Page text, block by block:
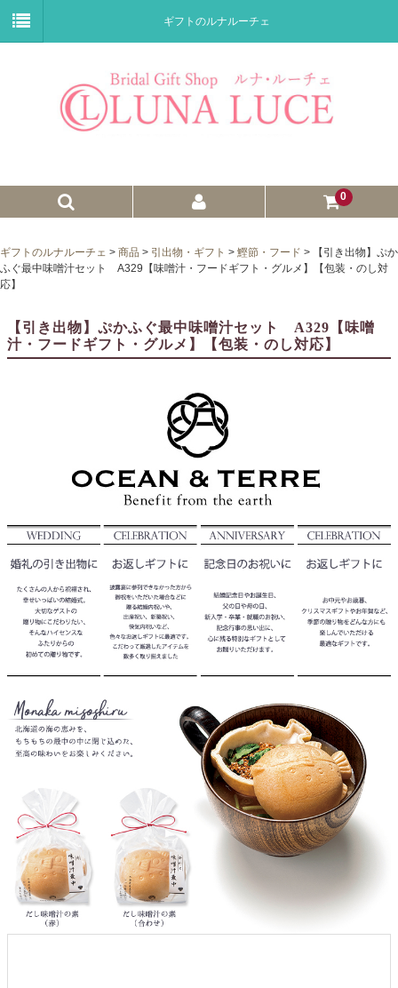
ギフトのルナルーチェ
0
プチギフト
子育て卒業証書
カタログギフト
ブライダルバッグ
演出用品
季節イベント特集
よくあるご質問
ドメイン指定受信について
無料サンプル・資料請求
お問合せ
ギフトのルナルーチェ > 商品 > 引出物・ギフト > 鰹節・フード >
【引き出物】ぷか
ふぐ最中味噌汁セット A329【味噌汁・フードギフト・グルメ】【包装・のし対
応】
【引き出物】ぷかふぐ最中味噌汁セット A329【味噌
汁・フードギフト・グルメ】【包装・のし対応】